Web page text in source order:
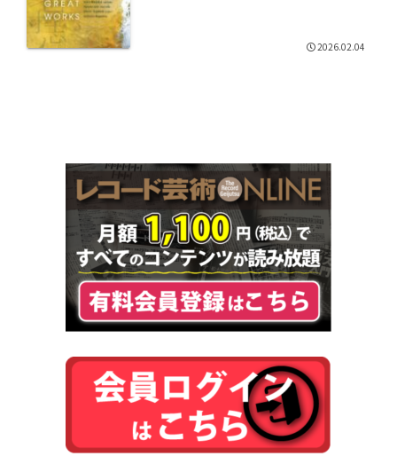
2026.02.04